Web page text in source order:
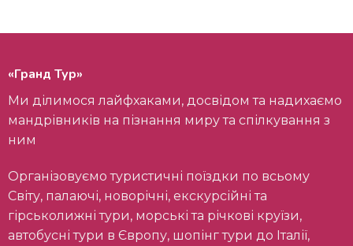
«Гранд Тур»
Ми ділимося лайфхаками, досвідом та надихаємо
мандрівників на пізнання миру та спілкування з
ним
Організовуємо туристичні поїздки по всьому
Світу, палаючі, новорічні, екскурсійні та
гірськолижні тури, морські та річкові круїзи,
автобусні тури в Європу, шопінг тури до Італії,